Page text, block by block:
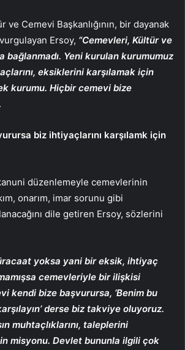
ve Cemevi Başkanlığının, bir dayanak
Ersoy, “Cemevleri, Kültür ve
bağlanmadı. Yeni kurulan kurumumuz
eksiklerini karşılamak için
kurumu. Hiçbir cemevi bize
biz ihtiyaçlarını karşılamk için
düzenlemeyle cemevlerinin
onarım, imar sorunu gibi
dile getiren Ersoy, sözlerini
yoksa yani bir eksik, ihtiyaç
cemevleriyle bir ilişkisi
kendi bize başvurursa, ‘Benim bu
derse biz takviye oluyoruz.
muhtaçlıklarını, taleplerini
misyonu. Devlet bununla ilgili çok